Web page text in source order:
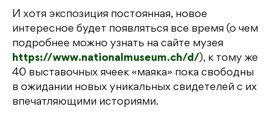
И хотя экспозиция постоянная, новое
интересное будет появляться все время (о чем
подробнее можно узнать на сайте музея
https://www.nationalmuseum.ch/d/), к тому же
40 выставочных ячеек «маяка» пока свободны
в ожидании новых уникальных свидетелей с их
впечатляющими историями.